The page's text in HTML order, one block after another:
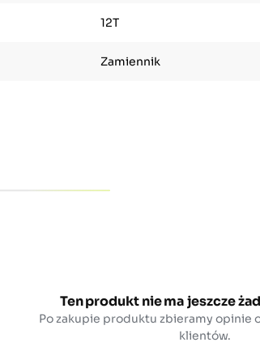
12T
Zamiennik
Ten produkt nie ma jeszcze
Po zakupie produktu zbieramy opinie
klientów.